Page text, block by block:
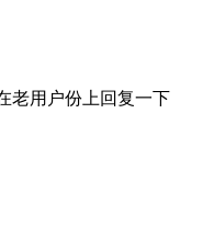
老用户份上回复一下